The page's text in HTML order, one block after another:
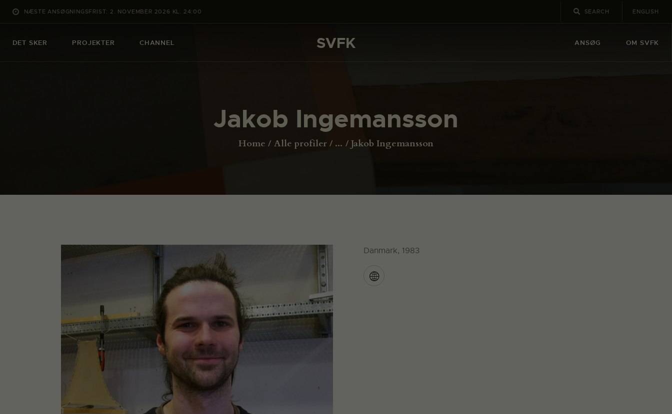
NÆSTE ANSØGNINGSFRIST: 2. NOVEMBER 2026 KL. 24:00 ENGLISH
DET SKER PROJEKTER CHANNEL SVFK ANSØG OM SVFK
Jakob Ingemansson
Home Alle profiler ... Jakob Ingemansson
SVFK
PROJEKTER
OM SVFK
ENGLISH
Danmark, 1983